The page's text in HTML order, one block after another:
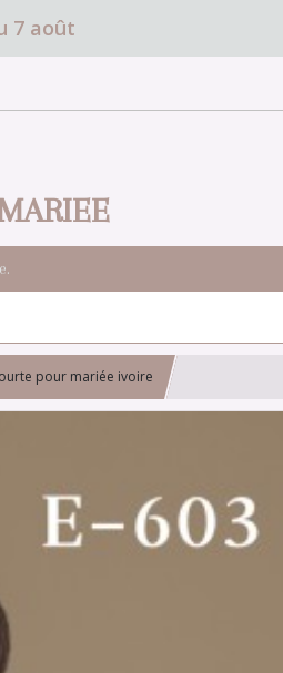
7 août
pour mariée ivoire